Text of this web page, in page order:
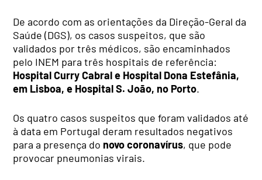
De acordo com as orientações da Direção-Geral da
Saúde (DGS), os casos suspeitos, que são
validados por três médicos, são encaminhados
pelo INEM para três hospitais de referência:
Hospital Curry Cabral e Hospital Dona Estefânia,
em Lisboa, e Hospital S. João, no Porto.
Os quatro casos suspeitos que foram validados até
à data em Portugal deram resultados negativos
para a presença do novo coronavírus, que pode
provocar pneumonias virais.